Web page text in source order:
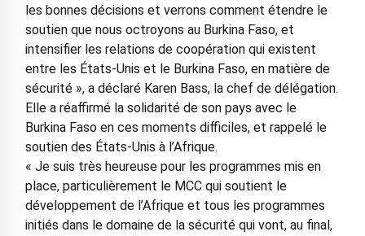
les bonnes décisions et verrons comment étendre le
soutien que nous octroyons au Burkina Faso, et
intensifier les relations de coopération qui existent
entre les États-Unis et le Burkina Faso, en matière de
sécurité », a déclaré Karen Bass, la chef de délégation.
Elle a réaffirmé la solidarité de son pays avec le
Burkina Faso en ces moments difficiles, et rappelé le
soutien des États-Unis à l’Afrique.
« Je suis très heureuse pour les programmes mis en
place, particulièrement le MCC qui soutient le
développement de l’Afrique et tous les programmes
initiés dans le domaine de la sécurité qui vont, au final,